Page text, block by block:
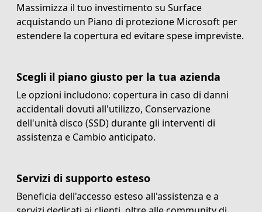
Massimizza il tuo investimento su Surface
acquistando un Piano di protezione Microsoft per
estendere la copertura ed evitare spese impreviste.
Scegli il piano giusto per la tua azienda
Le opzioni includono: copertura in caso di danni
accidentali dovuti all'utilizzo, Conservazione
dell'unità disco (SSD) durante gli interventi di
assistenza e Cambio anticipato.
Servizi di supporto esteso
Beneficia dell'accesso esteso all'assistenza e a